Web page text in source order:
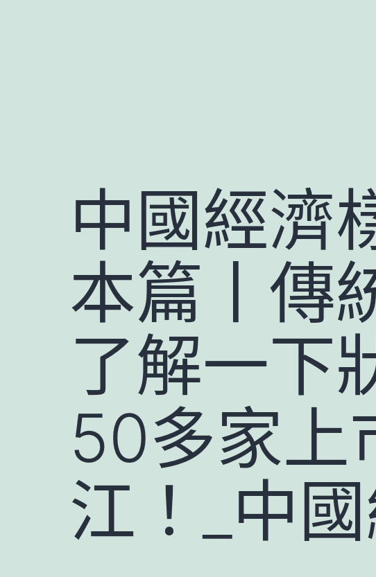
中國經濟
本篇丨傳
了解一下
50多家上
江！_中